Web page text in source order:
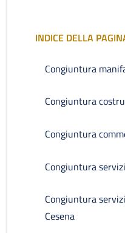
INDICE DELLA
Congiuntura
Congiuntura
Congiuntura
Congiuntura
Congiuntura
Cesena